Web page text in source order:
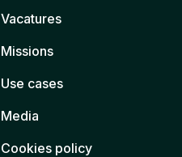
Vacatures
Missions
Use cases
Media
Cookies policy